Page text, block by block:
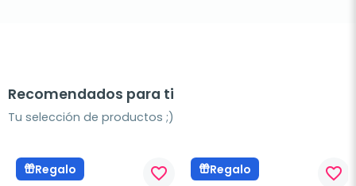
Recomendados para ti
Tu selección de productos ;)
Regalo favorite_border Regalo favorite_border